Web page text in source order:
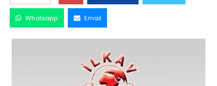
Whatsapp Email